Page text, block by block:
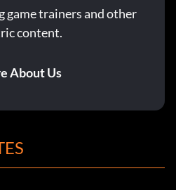
game trainers and other
content.
About Us